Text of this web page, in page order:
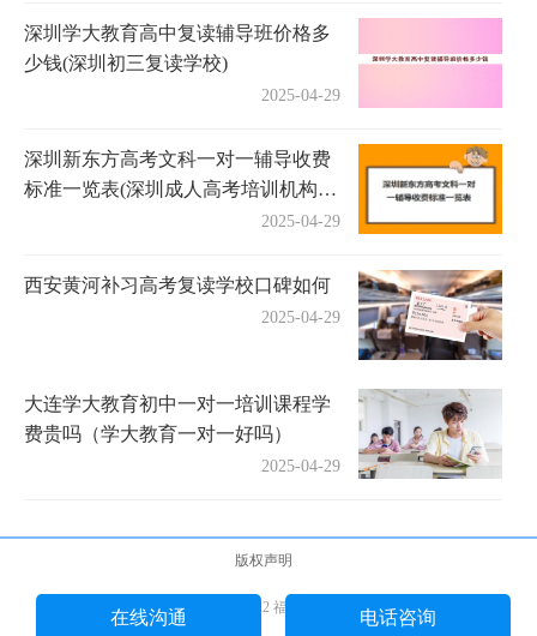
深圳学大教育高中复读辅导班价格多
少钱(深圳初三复读学校)
2025-04-29
深圳新东方高考文科一对一辅导收费
标准一览表(深圳成人高考培训机构有
2025-04-29
西安黄河补习高考复读学校口碑如何
2025-04-29
大连学大教育初中一对一培训课程学
费贵吗（学大教育一对一好吗）
2025-04-29
版权声明
Copyright © 2018-2022 福途教育网 版权所有
在线沟通 电话咨询